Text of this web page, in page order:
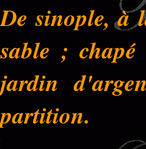
De sinople, à
sable ;
jardin
partition.